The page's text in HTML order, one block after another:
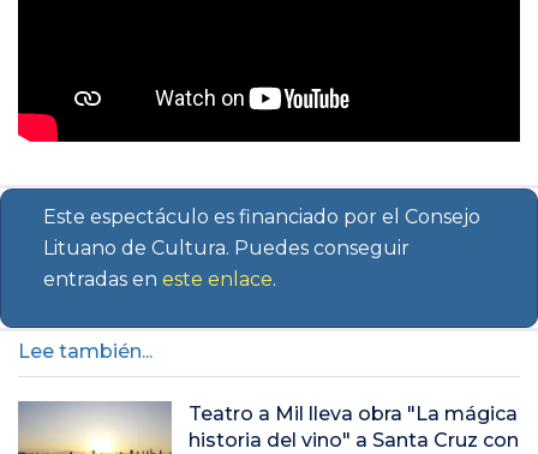
Este espectáculo es financiado por el Consejo
Lituano de Cultura. Puedes conseguir
entradas en este enlace.
Lee también...
Teatro a Mil lleva obra "La mágica
historia del vino" a Santa Cruz con